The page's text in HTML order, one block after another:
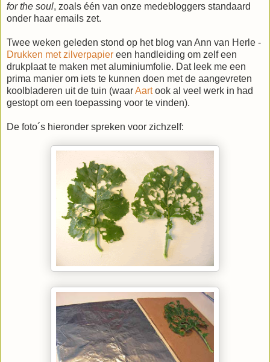
for the soul, zoals één van onze medebloggers standaard
onder haar emails zet.
Twee weken geleden stond op het blog van Ann van Herle -
Drukken met zilverpapier een handleiding om zelf een
drukplaat te maken met aluminiumfolie. Dat leek me een
prima manier om iets te kunnen doen met de aangevreten
koolbladeren uit de tuin (waarAartook al veel werk in had
gestopt om een toepassing voor te vinden).
De foto´s hieronder spreken voor zichzelf: